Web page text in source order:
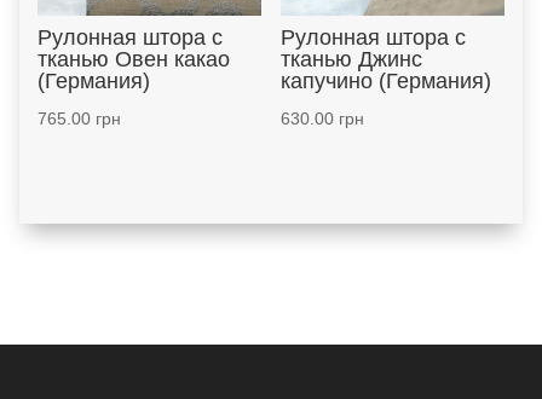
Рулонная штора с
тканью Овен какао
(Германия)
765.00грн
Рулонная штора с
тканью Джинс
капучино (Германия)
630.00грн